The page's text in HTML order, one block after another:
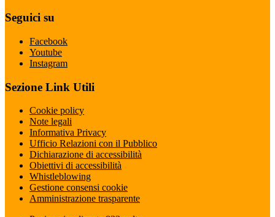
Seguici su
Facebook
Youtube
Instagram
Sezione Link Utili
Cookie policy
Note legali
Informativa Privacy
Ufficio Relazioni con il Pubblico
Dichiarazione di accessibilità
Obiettivi di accessibilità
Whistleblowing
Gestione consensi cookie
Amministrazione trasparente